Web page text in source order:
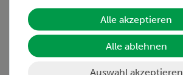
Lieferumfang
Media / Downloads
Alle akzeptieren
Alle ablehnen
Auswahl akzeptieren